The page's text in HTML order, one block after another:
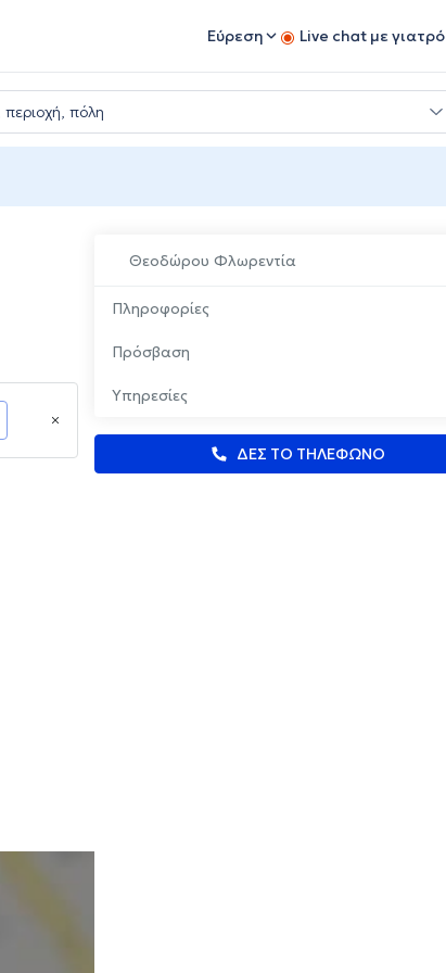
Εύρεση Live chat με γιατρό
Θεοδώρου Φλωρεντία
Πληροφορίες
Πρόσβαση
Υπηρεσίες
ΔΕΣ ΤΟ ΤΗΛΕΦΩΝΟ